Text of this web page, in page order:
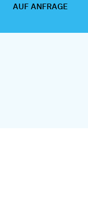
AUF ANFRAGE